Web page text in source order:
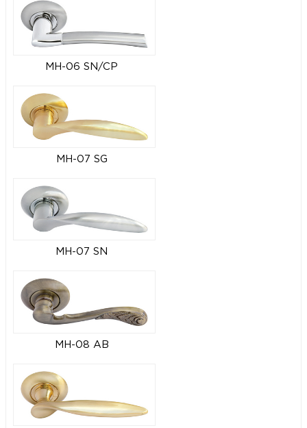
MH-06 SN/CP
MH-07 SG
MH-07 SN
MH-08 AB